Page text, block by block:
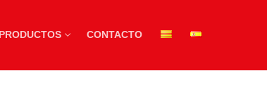
PRODUCTOS CONTACTO